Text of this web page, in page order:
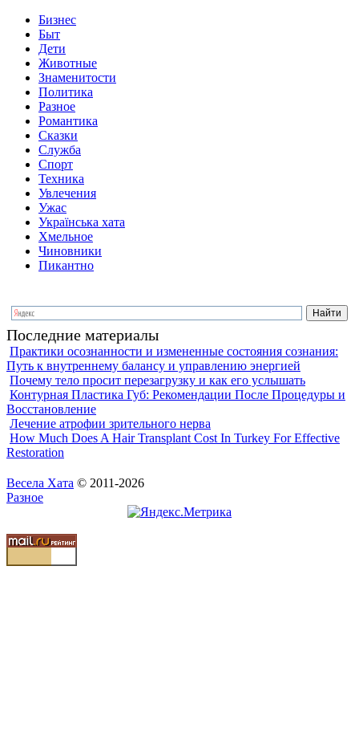
Бизнес
Быт
Дети
Животные
Знаменитости
Политика
Разное
Романтика
Сказки
Служба
Спорт
Техника
Увлечения
Ужас
Українська хата
Хмельное
Чиновники
Пикантно
Последние материалы
Практики осознанности и измененные состояния сознания:
Путь к внутреннему балансу и управлению энергией
Почему тело просит перезагрузку и как его услышать
Контурная Пластика Губ: Рекомендации После Процедуры и
Восстановление
Лечение атрофии зрительного нерва
How Much Does A Hair Transplant Cost In Turkey For Effective
Restoration
Весела Хата © 2011-2026
Разное